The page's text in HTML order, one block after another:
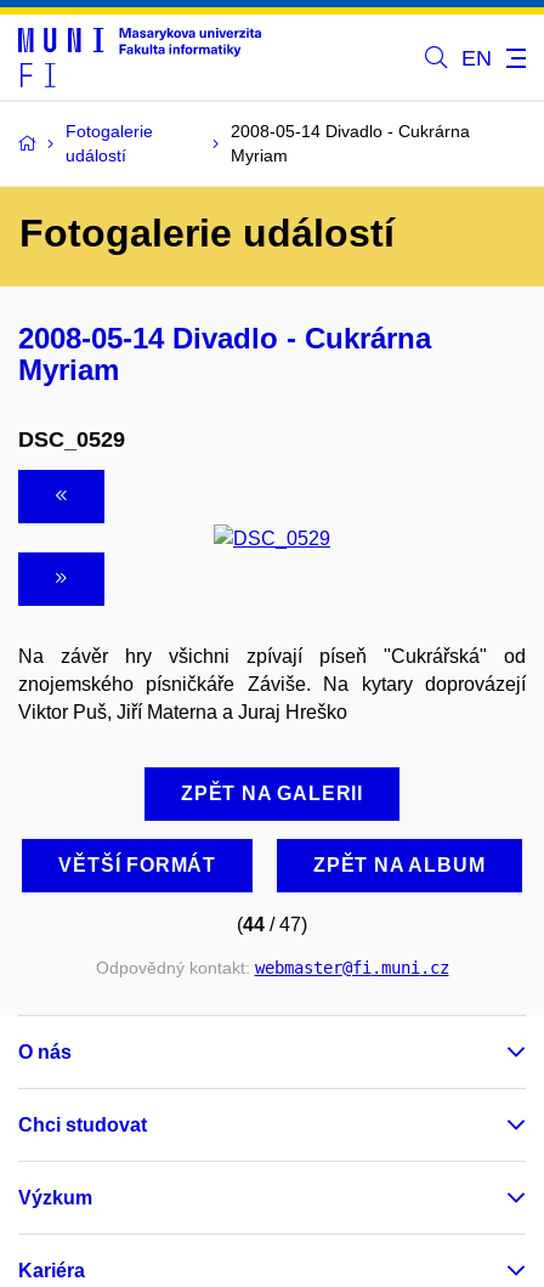
EN
Fotogalerie
událostí
2008-05-14 Divadlo - Cukrárna
Myriam
Fotogalerie událostí
2008-05-14 Divadlo - Cukrárna
Myriam
DSC_0529
Na závěr hry všichni zpívají píseň "Cukrářská" od
znojemského písničkáře Záviše. Na kytary doprovázejí
Viktor Puš, Jiří Materna a Juraj Hreško
ZPĚT NA GALERII
VĚTŠÍ FORMÁT ZPĚT NA ALBUM
(44 / 47)
Odpovědný kontakt: webmaster@fi .muni .cz
O nás
Chci studovat
Výzkum
Kariéra